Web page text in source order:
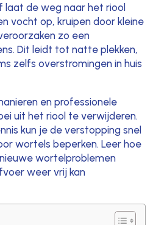
laat de weg naar het riool
vocht op, kruipen door kleine
zo een
Dit leidt tot natte plekken,
zelfs overstromingen in huis
en professionele
uit het riool te verwijderen.
kun je de verstopping snel
wortels beperken. Leer hoe
wortelproblemen
weer vrij kan